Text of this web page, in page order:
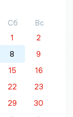
Сб
Вс
1
2
8
9
15
16
22
23
29
30